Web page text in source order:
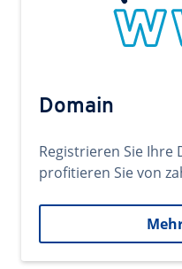
Domain
Registrieren Sie Ihre
profitieren Sie von